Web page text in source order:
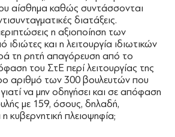
αίσθημα καθώς συντάσσονται
διατάξεις.
η αξιοποίηση των
και η λειτουργία ιδιωτικών
τη ρητή απαγόρευση από το
του ΣτΕ περί λειτουργίας της
αριθμό των 300 βουλευτών που
να μην οδηγήσει και σε απόφαση
με 159, όσους, δηλαδή,
κυβερνητική πλειοψηφία;